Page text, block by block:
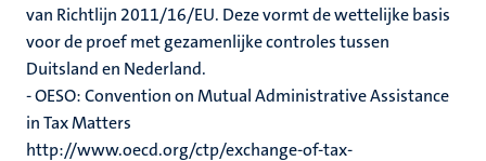
van Richtlijn 2011/16/EU. Deze vormt de wettelijke basis
voor de proef met gezamenlijke controles tussen
Duitsland en Nederland.
- OESO: Convention on Mutual Administrative Assistance
in Tax Matters
http://www.oecd.org/ctp/exchange-of-tax-